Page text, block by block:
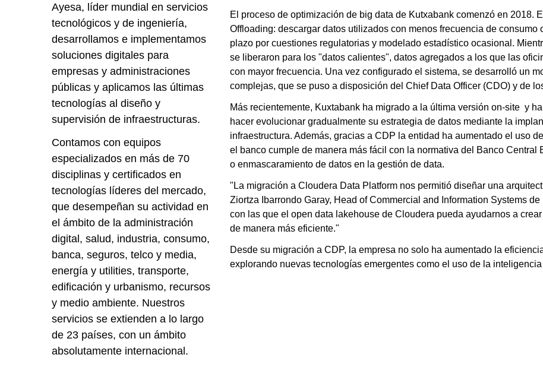
Ayesa, líder mundial en servicios
tecnológicos y de ingeniería,
desarrollamos e implementamos
soluciones digitales para
empresas y administraciones
públicas y aplicamos las últimas
tecnologías al diseño y
supervisión de infraestructuras.
Contamos con equipos
especializados en más de 70
disciplinas y certificados en
tecnologías líderes del mercado,
que desempeñan su actividad en
el ámbito de la administración
digital, salud, industria, consumo,
banca, seguros, telco y media,
energía y utilities, transporte,
edificación y urbanismo, recursos
y medio ambiente. Nuestros
servicios se extienden a lo largo
de 23 países, con un ámbito
absolutamente internacional.
El proceso de optimización de big data de Kutxabank comenzó en 2018.
Offloading: descargar datos utilizados con menos frecuencia de
plazo por cuestiones regulatorias y modelado estadístico ocasional.
se liberaron para los "datos calientes", datos agregados a los que las
con mayor frecuencia. Una vez configurado el sistema, se desarrolló un
complejas, que se puso a disposición del Chief Data Officer (CDO) y de
Más recientemente, Kuxtabank ha migrado a la última versión on-site y
hacer evolucionar gradualmente su estrategia de datos mediante la
infraestructura. Además, gracias a CDP la entidad ha aumentado el uso
el banco cumple de manera más fácil con la normativa del Banco
o enmascaramiento de datos en la gestión de data.
"La migración a Cloudera Data Platform nos permitió diseñar una
Ziortza Ibarrondo Garay, Head of Commercial and Information Systems
con las que el open data lakehouse de Cloudera pueda ayudarnos a
de manera más eficiente."
Desde su migración a CDP, la empresa no solo ha aumentado la
explorando nuevas tecnologías emergentes como el uso de la